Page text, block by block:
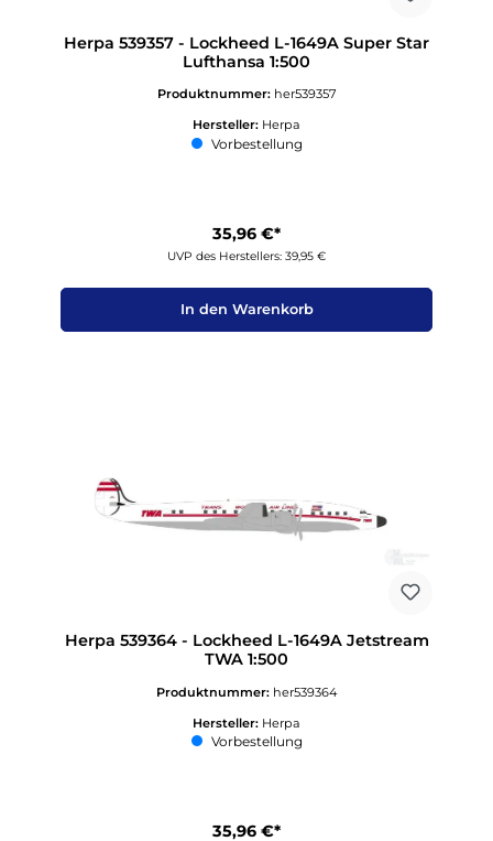
Herpa 539357 - Lockheed L-1649A Super Star
Lufthansa 1:500
Produktnummer: her539357
Hersteller: Herpa
Vorbestellung
35,96 €*
UVP des Herstellers: 39,95 €
In den Warenkorb
Herpa 539364 - Lockheed L-1649A Jetstream
TWA 1:500
Produktnummer: her539364
Hersteller: Herpa
Vorbestellung
35,96 €*